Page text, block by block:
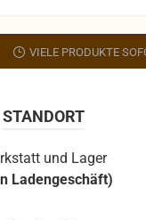
VIELE PRODUKTE
STANDORT
und Lager
Ladengeschäft)